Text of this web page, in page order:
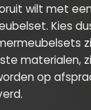
wilt met een
Kies
materialen,
op